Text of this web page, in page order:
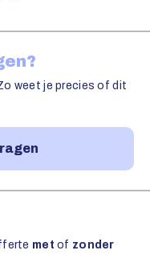
weet je precies of dit
met of zonder